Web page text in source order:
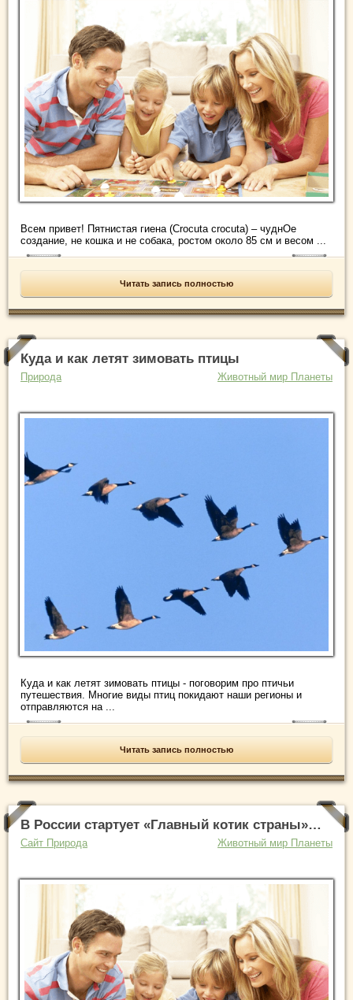
Всем привет! Пятнистая гиена (Crocuta crocuta) – чуднОе
создание, не кошка и не собака, ростом около 85 см и весом ...
Читать запись полностью
Куда и как летят зимовать птицы
Природа Животный мир Планеты
Куда и как летят зимовать птицы - поговорим про птичьи
путешествия. Многие виды птиц покидают наши регионы и
отправляются на ...
Читать запись полностью
В России стартует «Главный котик страны»…
Сайт Природа Животный мир Планеты